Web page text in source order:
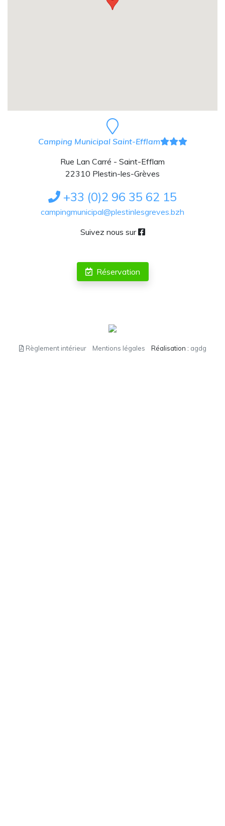
Camping Municipal Saint-Efflam
Rue Lan Carré - Saint-Efflam
22310 Plestin-les-Grèves
+33 (0)2 96 35 62 15
campingmunicipal@plestinlesgreves.bzh
Suivez nous sur
Réservation
Règlement intérieur Mentions légales Réalisation : agdg